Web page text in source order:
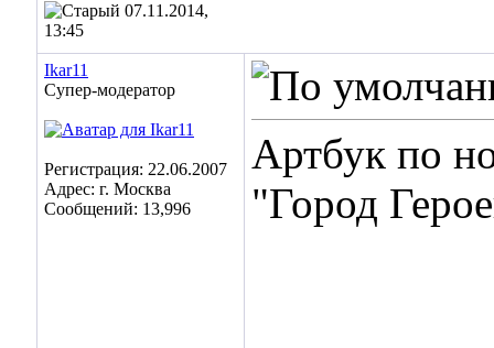
07.11.2014,
13:45
Ikar11
Супер-модератор
Регистрация: 22.06.2007
Адрес: г. Москва
Сообщений: 13,996
Артбук по
"Город